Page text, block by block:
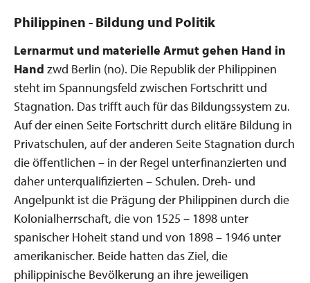
Philippinen - Bildung und Politik
Lernarmut und materielle Armut gehen Hand in
Hand zwd Berlin (no). Die Republik der Philippinen
steht im Spannungsfeld zwischen Fortschritt und
Stagnation. Das trifft auch für das Bildungssystem zu.
Auf der einen Seite Fortschritt durch elitäre Bildung in
Privatschulen, auf der anderen Seite Stagnation durch
die öffentlichen – in der Regel unterfinanzierten und
daher unterqualifizierten – Schulen. Dreh- und
Angelpunkt ist die Prägung der Philippinen durch die
Kolonialherrschaft, die von 1525 – 1898 unter
spanischer Hoheit stand und von 1898 – 1946 unter
amerikanischer. Beide hatten das Ziel, die
philippinische Bevölkerung an ihre jeweiligen